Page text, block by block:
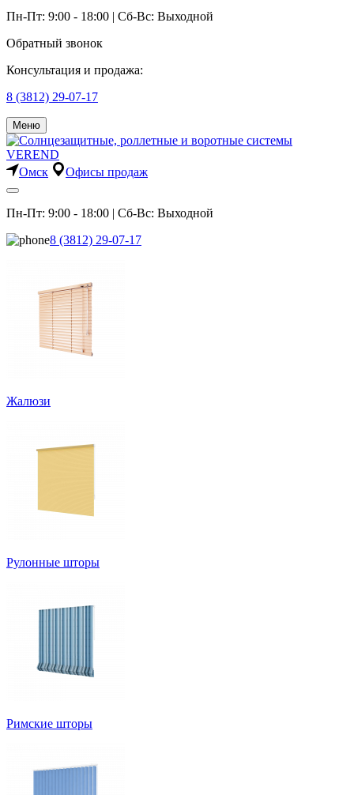
Пн-Пт: 9:00 - 18:00 | Сб-Вс: Выходной
Обратный звонок
Консультация и продажа:
8 (3812) 29-07-17
Меню
Омск Офисы продаж
Пн-Пт: 9:00 - 18:00 | Сб-Вс: Выходной
8 (3812) 29-07-17
Жалюзи
Рулонные шторы
Римские шторы